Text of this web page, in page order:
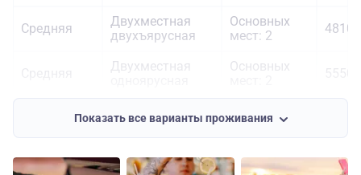
Средняя
Двухместная
двухъярусная
Основных
мест: 2
Двухместная
Основных
Шлюпочная
двухъярусная
мест: 2
Шлюпочная
Двухместная
одноярусная
Основных
мест: 2
Показать все варианты проживания